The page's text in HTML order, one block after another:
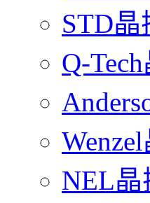
STD晶
Q-
NEL晶